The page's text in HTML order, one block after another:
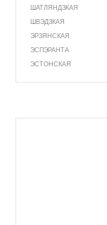
ШАТЛЯНДЗКАЯ
ШВЭДЗКАЯ
ЭРЗЯНСКАЯ
ЭСПЭРАНТА
ЭСТОНСКАЯ